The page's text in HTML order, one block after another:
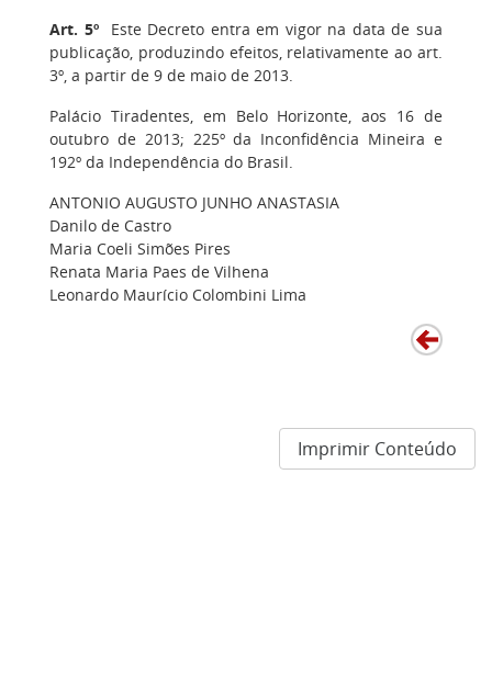
Art. 5ºEste Decreto entra em vigor na data de sua
publicação, produzindo efeitos, relativamente ao art.
3º, a partir de 9 de maio de 2013.
Palácio Tiradentes, em Belo Horizonte, aos 16 de
outubro de 2013; 225º da Inconfidência Mineira e
192º da Independência do Brasil.
ANTONIO AUGUSTO JUNHO ANASTASIA
Danilo de Castro
Maria Coeli Simões Pires
Renata Maria Paes de Vilhena
Leonardo Maurício Colombini Lima
Imprimir Conteúdo